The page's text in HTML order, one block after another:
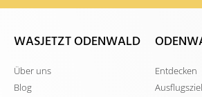
WASJETZT ODENWALD
Über uns
Blog
Entdecken